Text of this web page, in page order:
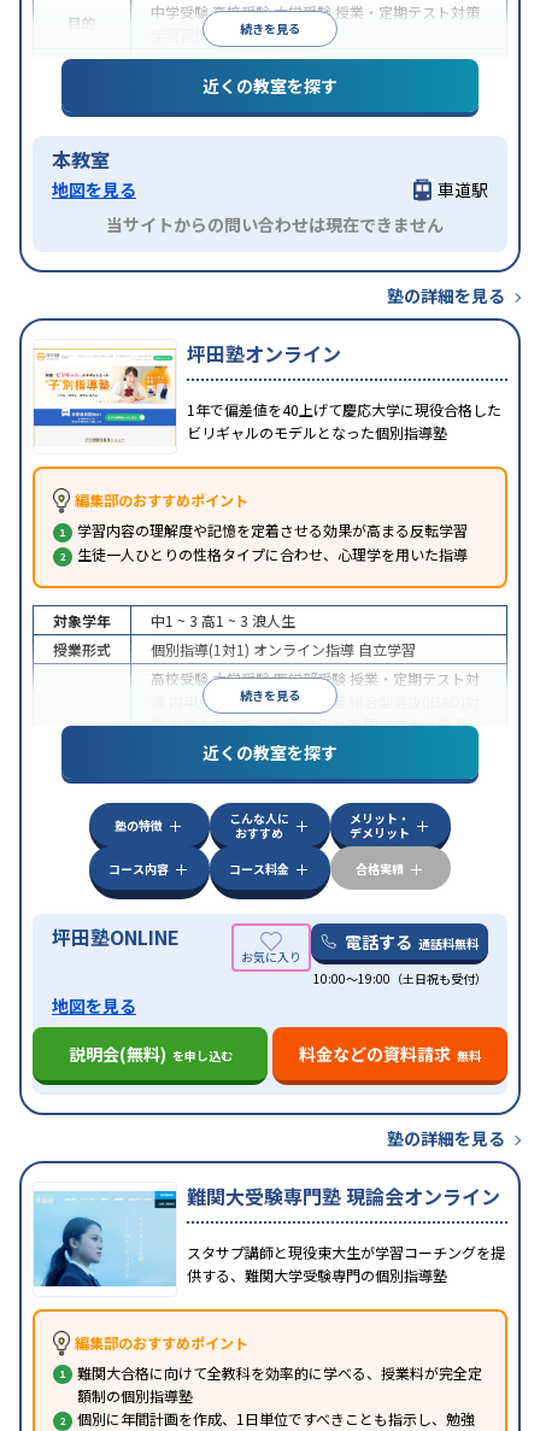
続きを見る
目的
中学受験高校受験大学受験 授業・定期テスト対策
学習習慣の定着
特徴
授業の振替可能1科目から受講可能
近くの教室を探す
本教室
地図を見る
車道駅
当サイトからの問い合わせは現在できません
塾の詳細を見る
坪田塾オンライン
1年で偏差値を40上げて慶応大学に現役合格した
ビリギャルのモデルとなった個別指導塾
編集部のおすすめポイント
学習内容の理解度や記憶を定着させる効果が高まる反転学習
生徒一人ひとりの性格タイプに合わせ、心理学を用いた指導
続きを見る
対象学年 中1 ~ 3 高1 ~ 3 浪人生
授業形式
個別指導(1対1) オンライン指導 自立学習
高校受験大学受験医学部受験 授業・定期テスト対
内申点対策学習習慣の定着
策推薦入試対策学校別特化対策国公立大対策私大
共通テスト対策英検(英語検定)対策
その
特徴
中高一貫校生に対応授業の振替可能 不登校生に対
学習にPC・タブレットを利用オンライン対応
科目から受講可能季節講習のみの受講可発達障害
の子どもに対応
近くの教室を探す
塾の特徴
こんな人に
おすすめ
メリット・
デメリット
コース内容
コース料金 合格実績
坪田塾ONLINE 電話する 通話料無料
10:00～19:00（土日祝も受付）
地図を見る
説明会(無料) を申し込む 料金などの資料請求 無料
塾の詳細を見る
難関大受験専門塾 現論会オンライン
スタサプ講師と現役東大生が学習コーチングを提
供する、難関大学受験専門の個別指導塾
編集部のおすすめポイント
難関大合格に向けて全教科を効率的に学べる、授業料が完全定
額制の個別指導塾
個別に年間計画を作成、1日単位ですべきことも指示し、勉強